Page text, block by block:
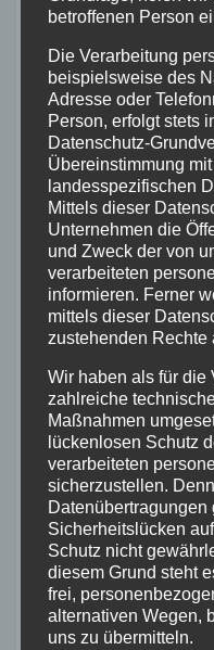
Zuverlässigkeit und
Kundenservice
ausgezeichnete
Fahrrad fahren und
Produkt wünschen.
zu
Die Erfahrungen
Fahrrädern sind
Analyse von
betroffenen Person
Die Verarbeitung
beispielsweise des
Adresse oder
Person, erfolgt stets
Datenschutz-
Übereinstimmung
landesspezifischen
Mittels dieser
Unternehmen die
und Zweck der von
verarbeiteten
informieren. Ferner
mittels dieser
zustehenden Rechte
Wir haben als für die
zahlreiche
Maßnahmen
lückenlosen Schutz
verarbeiteten
sicherzustellen.
Datenübertragungen
Sicherheitslücken
Schutz nicht
diesem Grund steht
frei,
alternativen Wegen,
uns zu übermitteln.